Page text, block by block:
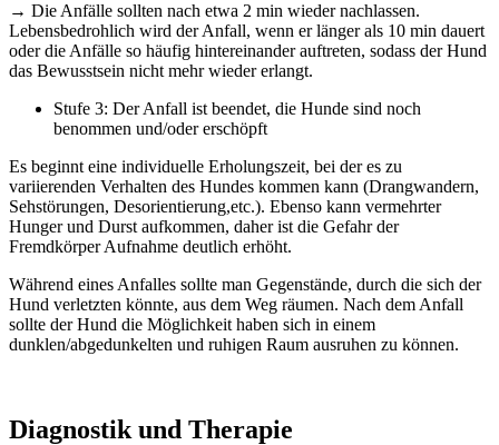
→ Die Anfälle sollten nach etwa 2 min wieder nachlassen.
Lebensbedrohlich wird der Anfall, wenn er länger als 10 min dauert
oder die Anfälle so häufig hintereinander auftreten, sodass der Hund
das Bewusstsein nicht mehr wieder erlangt.
Stufe 3: Der Anfall ist beendet, die Hunde sind noch
benommen und/oder erschöpft
Es beginnt eine individuelle Erholungszeit, bei der es zu
variierenden Verhalten des Hundes kommen kann (Drangwandern,
Sehstörungen, Desorientierung,etc.). Ebenso kann vermehrter
Hunger und Durst aufkommen, daher ist die Gefahr der
Fremdkörper Aufnahme deutlich erhöht.
Während eines Anfalles sollte man Gegenstände, durch die sich der
Hund verletzten könnte, aus dem Weg räumen. Nach dem Anfall
sollte der Hund die Möglichkeit haben sich in einem
dunklen/abgedunkelten und ruhigen Raum ausruhen zu können.
Diagnostik und Therapie